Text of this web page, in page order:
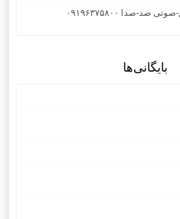
اکوستیک -درب عایق-صوتی ضد-صدا ۰۹۱۹۶۳۷۵۸۰۰
بایگانی‌ها